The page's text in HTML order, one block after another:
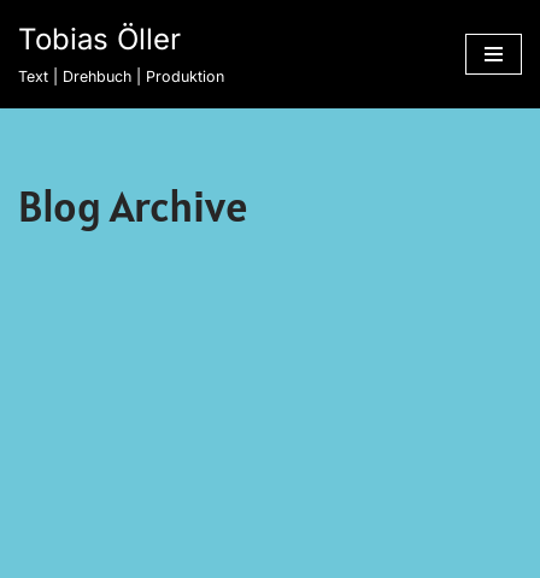
Zum
Inhalt
Tobias Öller
Text | Drehbuch | Produktion
Blog Archive